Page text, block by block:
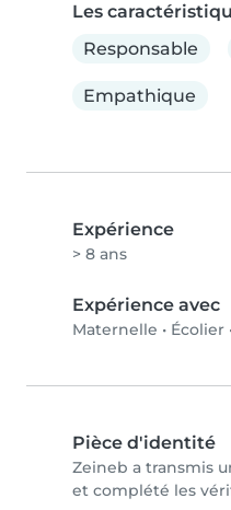
Les
Responsable
Empathique
Expérience
> 8 ans
Expérience avec
Maternelle • Écolier
Pièce d'identité
Zeineb a transmis
et complété les